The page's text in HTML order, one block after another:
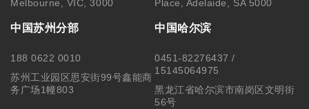
Melbourne, VIC, 3000
Place, Adelaide, SA 5000
中国苏州分部
188 0622 0010
苏州工业园区思安街99号鑫能商
务广场1幢803
中国哈尔滨
0451-82276437 /
15145064975
黑龙江省哈尔滨市南岗区文明街
56号